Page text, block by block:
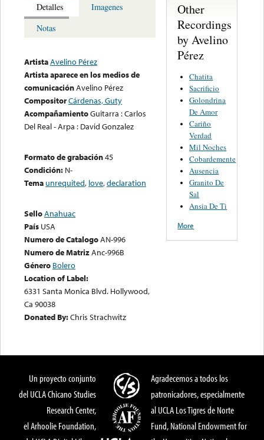
Detalles
Imagenes
Notas
ArtistaAvelino Pérez
Artista aparece en los medios de
comunicaciónAvelino Pérez
CompositorCárdenas, Guty
AcompañamientoGuitarra : Carlos
Del Real - Arpa : David Gonzalez
Formato de grabación45
Condición: N-
Tema unrequited, love,declaration
SelloAnahuac
País USA
Numero de CatalogoAN-996
Numero de MatrizAnc-996B
Género Bolero
Location of Label:
6331 Santa Monica Blvd. Hollywood,
Ca 90038
Donated By:Chris Strachwitz
Other
Recordings
by Avelino
Pérez
Chatita
Sacrificio
Golondrina
De Amor
Cariño
Verdad
Mil Noches
Cobardemente
Ausencia
Granito De
Sal
Ansia De Ti
More
Un proyecto conjunto
del UCLA Chicano Studies
Research Center,
el Arhoolie Foundation,
Agradecemos a todos los
patronicadores, especialmente
al UCLA Los Tigres de Norte
Fund, National Endowment for